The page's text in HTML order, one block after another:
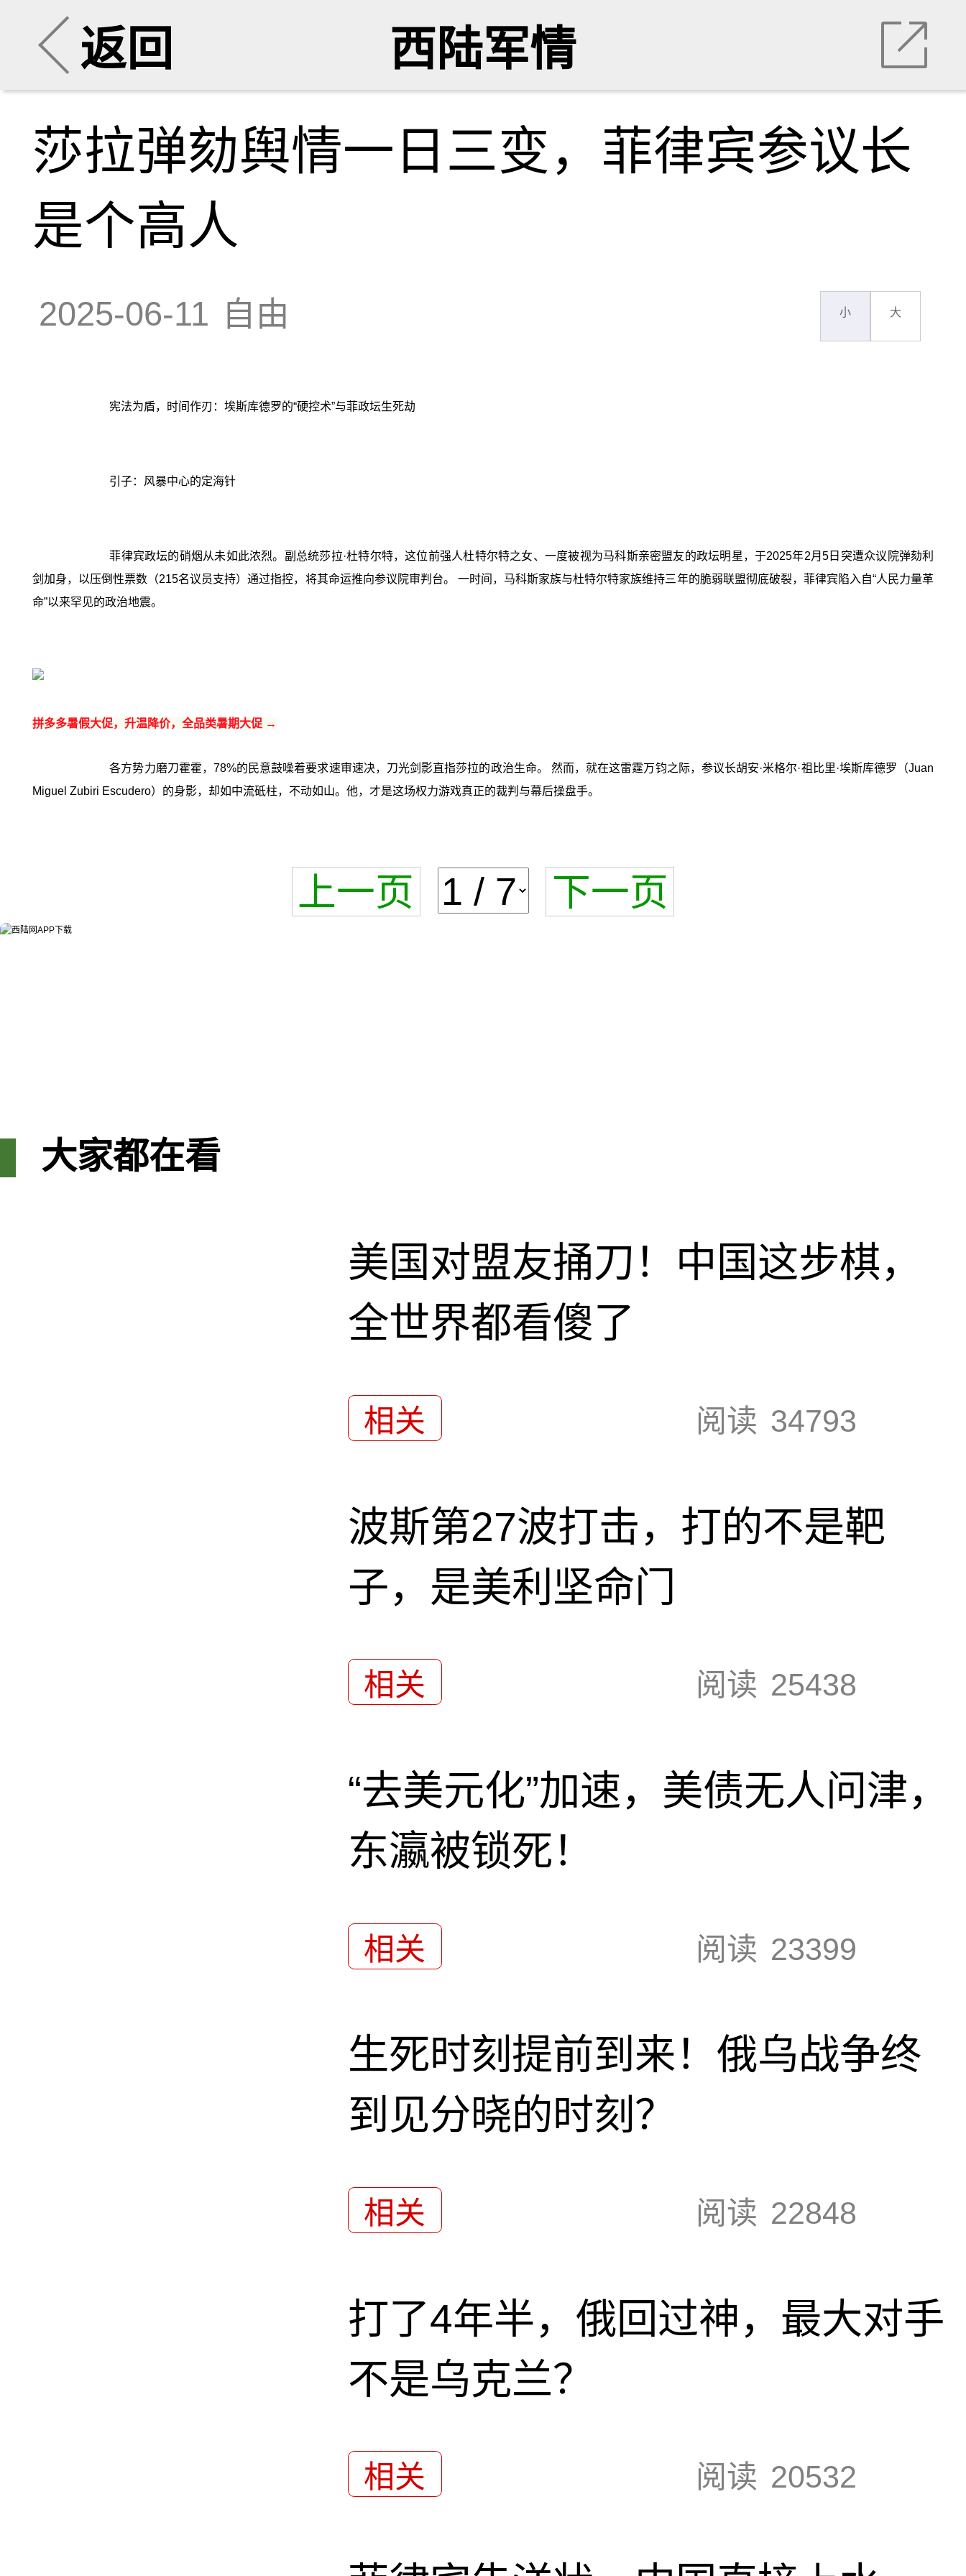
返回 西陆军情
莎拉弹劾舆情一日三变，菲律宾参议长
是个高人
2025-06-11 自由 小 大
宪法为盾，时间作刃：埃斯库德罗的“硬控术”与菲政坛生死劫
引子：风暴中心的定海针
菲律宾政坛的硝烟从未如此浓烈。副总统莎拉·杜特尔特，这位前强人杜特尔特之女、一度被视为马科斯亲密盟友的政坛明星，于2025年2月5日突遭众议院弹劾利
剑加身，以压倒性票数（215名议员支持）通过指控，将其命运推向参议院审判台。 一时间，马科斯家族与杜特尔特家族维持三年的脆弱联盟彻底破裂，菲律宾陷入自“人民力量革
命”以来罕见的政治地震。
拼多多暑假大促，升温降价，全品类暑期大促 →
各方势力磨刀霍霍，78%的民意鼓噪着要求速审速决，刀光剑影直指莎拉的政治生命。 然而，就在这雷霆万钧之际，参议长胡安·米格尔·祖比里·埃斯库德罗（Juan
Miguel Zubiri Escudero）的身影，却如中流砥柱，不动如山。他，才是这场权力游戏真正的裁判与幕后操盘手。
上一页 下一页
大家都在看
美国对盟友捅刀！中国这步棋，
全世界都看傻了
相关 阅读 34793
波斯第27波打击，打的不是靶
子，是美利坚命门
相关 阅读 25438
“去美元化”加速，美债无人问津，
东瀛被锁死！
相关 阅读 23399
生死时刻提前到来！俄乌战争终
到见分晓的时刻？
相关 阅读 22848
打了4年半，俄回过神，最大对手
不是乌克兰？
相关 阅读 20532